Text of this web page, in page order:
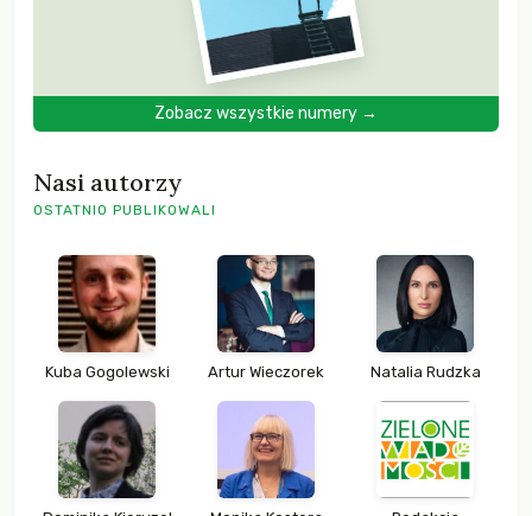
Zobacz wszystkie numery →
Nasi autorzy
OSTATNIO PUBLIKOWALI
Kuba Gogolewski Artur Wieczorek Natalia Rudzka